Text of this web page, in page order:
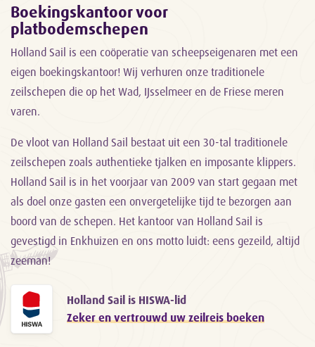
Boekingskantoor voor
platbodemschepen
Holland Sail is een coöperatie van scheepseigenaren met een
eigen boekingskantoor! Wij verhuren onze traditionele
zeilschepen die op het Wad, IJsselmeer en de Friese meren
varen.
De vloot van Holland Sail bestaat uit een 30-tal traditionele
zeilschepen zoals authentieke tjalken en imposante klippers.
Holland Sail is in het voorjaar van 2009 van start gegaan met
als doel onze gasten een onvergetelijke tijd te bezorgen aan
boord van de schepen. Het kantoor van Holland Sail is
gevestigd in Enkhuizen en ons motto luidt: eens gezeild, altijd
zeeman!
Holland Sail is HISWA-lid
Zeker en vertrouwd uw zeilreis boeken